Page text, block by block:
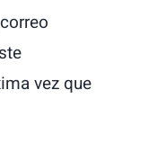
vez que